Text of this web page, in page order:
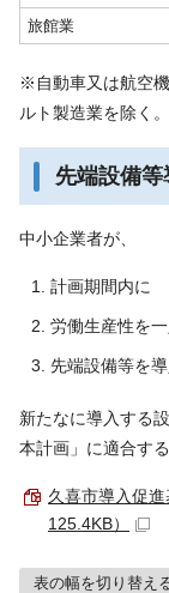
旅館業
※自動車又は航空
ルト製造業を除く。
先端設備
中小企業者が、
計画期間内に
労働生産性を
先端設備等を
新たなに導入する
本計画」に適合す
久喜市導入促
125.4KB）
表の幅を切り替え